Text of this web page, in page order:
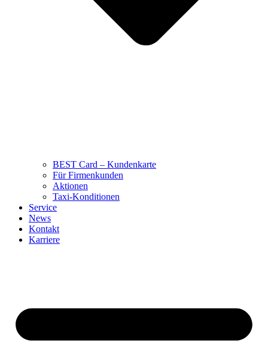
BEST Card – Kundenkarte
Für Firmenkunden
Aktionen
Taxi-Konditionen
Service
News
Kontakt
Karriere